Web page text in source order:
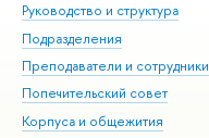
Руководство и структура
Подразделения
Преподаватели и сотрудники
Попечительский совет
Корпуса и общежития